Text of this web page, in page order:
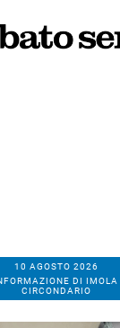
10 AGOSTO 2026
DI IMOLA
CIRCONDARIO